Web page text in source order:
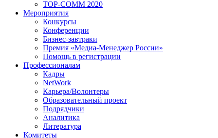
TOP-COMM 2020
Мероприятия
Конкурсы
Конференции
Бизнес-завтраки
Премия «Медиа-Менеджер России»
Помощь в регистрации
Профессионалам
Кадры
NetWork
Карьера/Волонтеры
Образовательный проект
Подрядчики
Аналитика
Литература
Комитеты